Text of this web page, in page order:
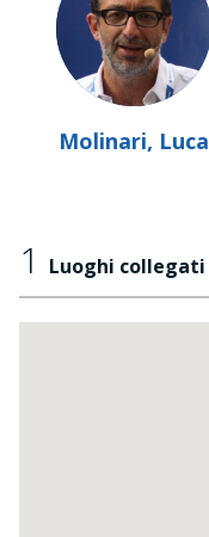
Molinari, Luca
1 Luoghi collegati